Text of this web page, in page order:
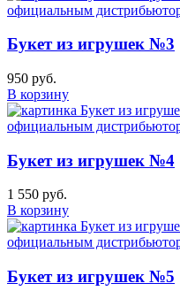
Букет из игрушек №3
950 руб.
В корзину
Букет из игрушек №4
1 550 руб.
В корзину
Букет из игрушек №5